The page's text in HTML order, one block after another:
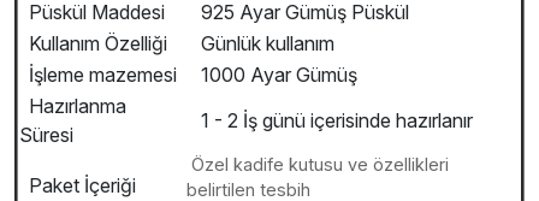
Püskül Maddesi
925 Ayar Gümüş Püskül
Kullanım Özelliği
Günlük kullanım
İşleme mazemesi
1000 Ayar Gümüş
Hazırlanma
Süresi
1 - 2 İş günü içerisinde hazırlanır
Paket İçeriği
Özel kadife kutusu ve özellikleri
belirtilen tesbih